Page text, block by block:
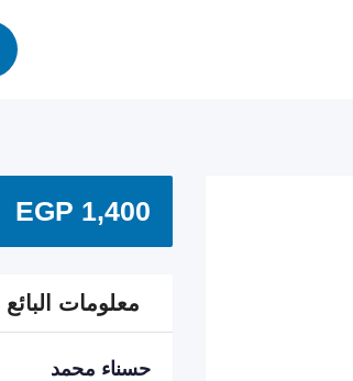
EGP 1,400
معلومات البائع
حسناء محمد